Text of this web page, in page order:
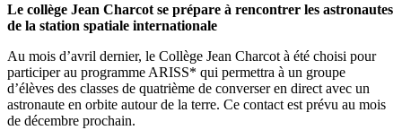
Le collège Jean Charcot se prépare à rencontrer les astronautes
de la station spatiale internationale
Au mois d’avril dernier, le Collège Jean Charcot à été choisi pour
participer au programme ARISS* qui permettra à un groupe
d’élèves des classes de quatrième de converser en direct avec un
astronaute en orbite autour de la terre. Ce contact est prévu au mois
de décembre prochain.